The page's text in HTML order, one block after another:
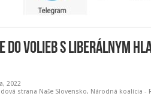
do volieb s liberálnym
2022
strana Naše Slovensko, Národná koalícia -